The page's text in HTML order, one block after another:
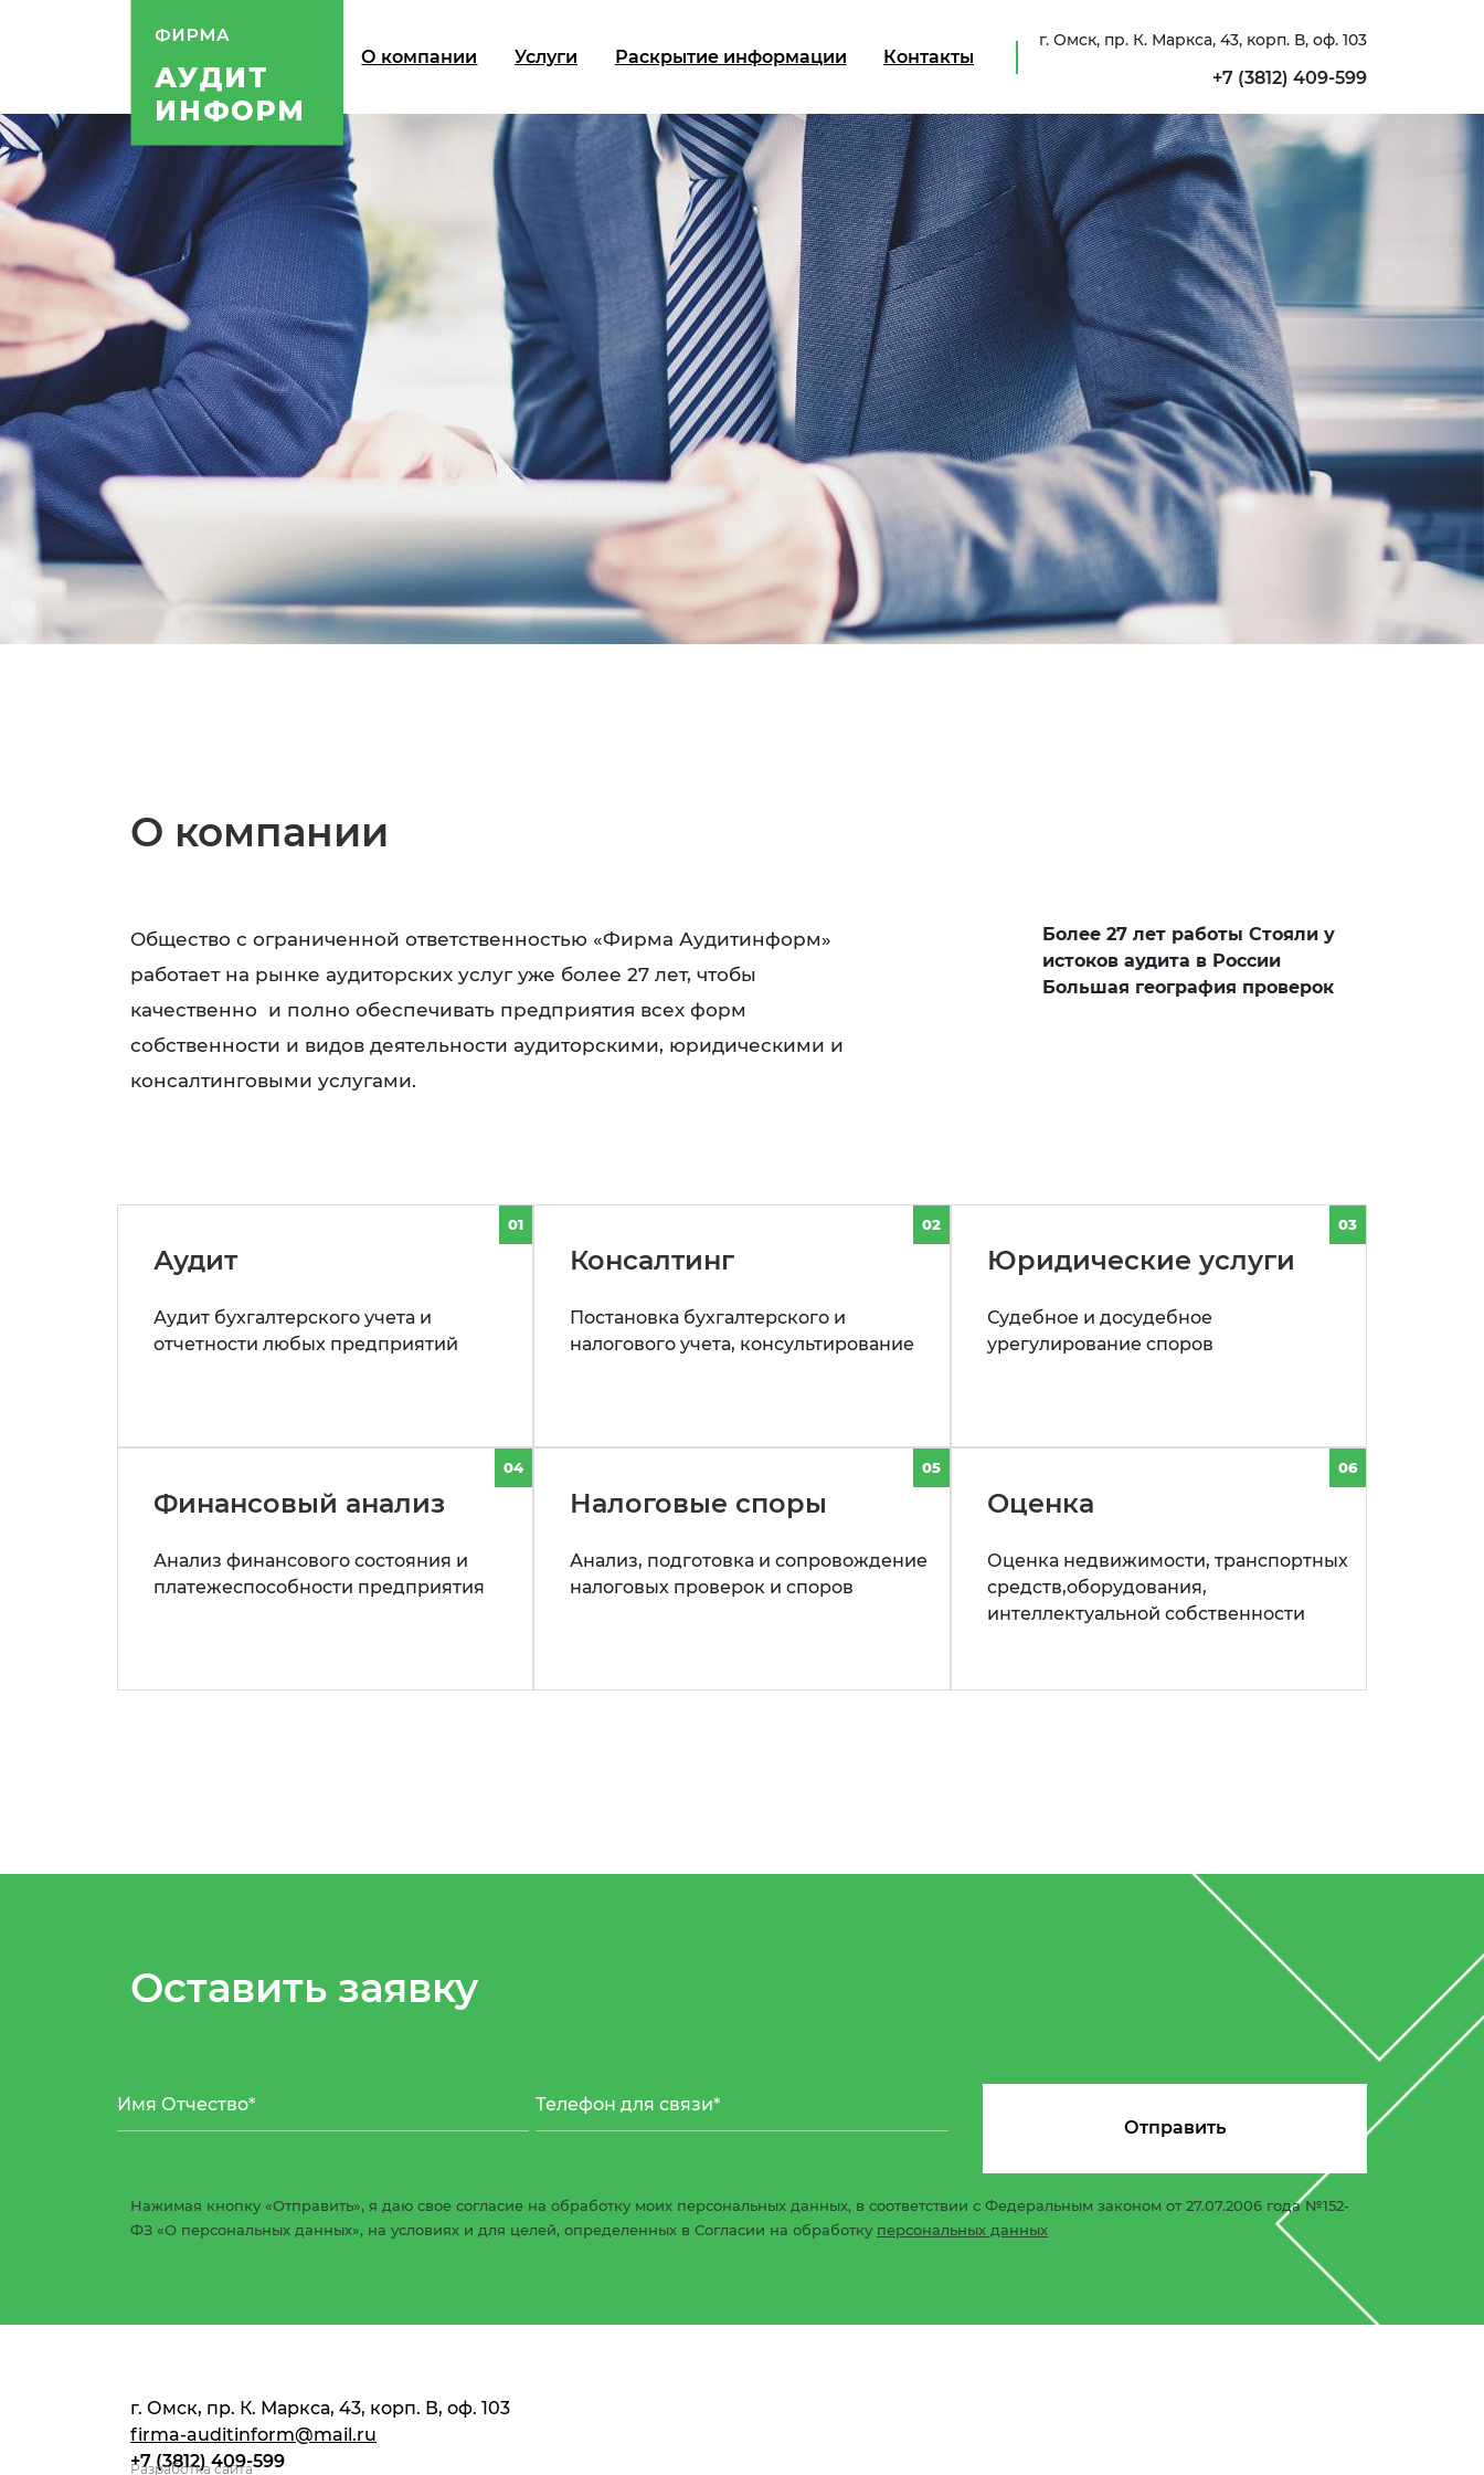
О компании Услуги Раскрытие информации Контакты
г. Омск, пр. К. Маркса, 43, корп. В, оф. 103
+7 (3812) 409-599
О компании
Общество с ограниченной ответственностью «Фирма Аудитинформ»
работает на рынке аудиторских услуг уже более 27 лет, чтобы
качественно и полно обеспечивать предприятия всех форм
собственности и видов деятельности аудиторскими, юридическими и
консалтинговыми услугами.
Более 27 лет работы Стояли у
истоков аудита в России
Большая география проверок
01
Аудит
Аудит бухгалтерского учета и
отчетности любых предприятий
02
Консалтинг
Постановка бухгалтерского и
налогового учета, консультирование
03
Юридические услуги
Судебное и досудебное
урегулирование споров
04
Финансовый анализ
Анализ финансового состояния и
платежеспособности предприятия
05
Налоговые споры
Анализ, подготовка и сопровождение
налоговых проверок и споров
06
Оценка
Оценка недвижимости, транспортных
средств,оборудования,
интеллектуальной собственности
Оставить заявку
Нажимая кнопку «Отправить», я даю свое согласие на обработку моих персональных данных, в соответствии с Федеральным законом от 27.07.2006 года №152-
ФЗ «О персональных данных», на условиях и для целей, определенных в Согласии на обработку персональных данных
г. Омск, пр. К. Маркса, 43, корп. В, оф. 103
firma-auditinform@mail.ru
+7 (3812) 409-599
Разработка сайта